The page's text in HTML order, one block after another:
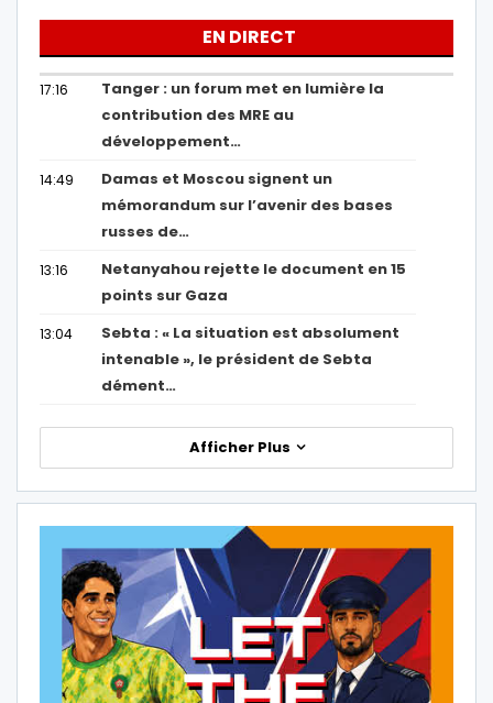
EN DIRECT
17:16
Tanger : un forum met en lumière la
contribution des MRE au
développement…
14:49
Damas et Moscou signent un
mémorandum sur l’avenir des bases
russes de…
13:16
Netanyahou rejette le document en 15
points sur Gaza
13:04
Sebta : « La situation est absolument
intenable », le président de Sebta
dément…
Afficher Plus